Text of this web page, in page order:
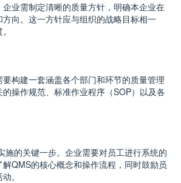
业需制定清晰的质量方针，明确本企业在
向。这一方针应与组织的战略目标相一
构建一套涵盖各个部门和环节的质量管理
操作规范、标准作业程序（SOP）以及各
施的关键一步。企业需要对员工进行系统的
QMS的核心概念和操作流程，同时鼓励员
。